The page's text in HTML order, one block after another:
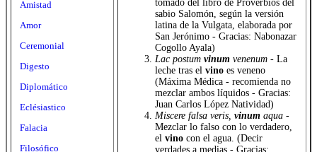
Amistad
Amor
Ceremonial
Digesto
Diplomático
Eclésiastico
Falacia
Filosófico
tomado del libro de Proverbios del
sabio Salomón, según la versión
latina de la Vulgata, elaborada por
San Jerónimo - Gracias: Nabonazar
Cogollo Ayala)
Lac postum vinum venenum - La
leche tras el vino es veneno
(Máxima Médica - recomienda no
mezclar ambos líquidos - Gracias:
Juan Carlos López Natividad)
Miscere falsa veris, vinum aqua -
Mezclar lo falso con lo verdadero,
el vino con el agua. (Decir
verdades a medias - Gracias: